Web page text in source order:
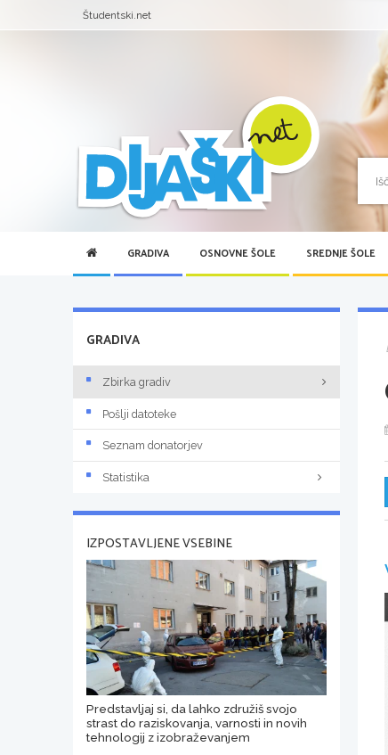
Študentski.net
GRADIVA OSNOVNE ŠOLE SREDNJE ŠOLE
GRADIVA
Zbirka gradiv
Pošlji datoteke
Seznam donatorjev
Statistika
IZPOSTAVLJENE VSEBINE
Predstavljaj si, da lahko združiš svojo
strast do raziskovanja, varnosti in novih
tehnologij z izobraževanjem